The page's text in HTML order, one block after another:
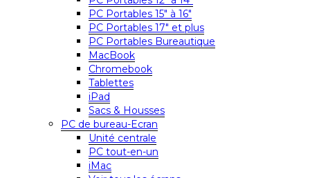
PC Portables 15″ à 16″
PC Portables 17″ et plus
PC Portables Bureautique
MacBook
Chromebook
Tablettes
iPad
Sacs & Housses
PC de bureau-Ecran
Unité centrale
PC tout-en-un
iMac